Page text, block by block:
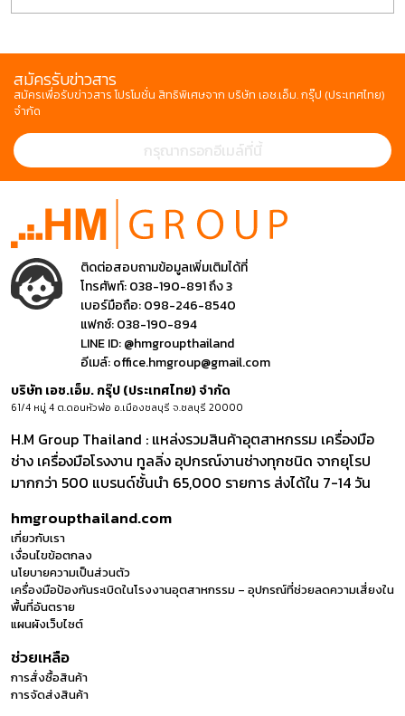
สมัครรับข่าวสาร
สมัครเพื่อรับข่าวสาร โปรโมชั่น สิทธิพิเศษจาก บริษัท เอช.เอ็ม. กรุ๊ป (ประเทศไทย)
จำกัด
ติดต่อสอบถามข้อมูลเพิ่มเติมได้ที่
โทรศัพท์:038-190-891 ถึง 3
เบอร์มือถือ:098-246-8540
แฟกซ์:038-190-894
LINE ID:@hmgroupthailand
อีเมล์:office.hmgroup@gmail.com
บริษัท เอช.เอ็ม. กรุ๊ป (ประเทศไทย) จำกัด
61/4 หมู่ 4 ต.ดอนหัวฬ่อ อ.เมืองชลบุรี จ.ชลบุรี 20000
H.M Group Thailand : แหล่งรวมสินค้าอุตสาหกรรม เครื่องมือ
ช่าง เครื่องมือโรงงาน ทูลลิ่ง อุปกรณ์งานช่างทุกชนิด จากยุโรป
มากกว่า 500 แบรนด์ชั้นนำ 65,000 รายการ ส่งได้ใน 7-14 วัน
hmgroupthailand.com
เกี่ยวกับเรา
เงื่อนไขข้อตกลง
นโยบายความเป็นส่วนตัว
เครื่องมือป้องกันระเบิดในโรงงานอุตสาหกรรม – อุปกรณ์ที่ช่วยลดความเสี่ยงใน
พื้นที่อันตราย
แผนผังเว็บไซต์
ช่วยเหลือ
การสั่งซื้อสินค้า
การจัดส่งสินค้า